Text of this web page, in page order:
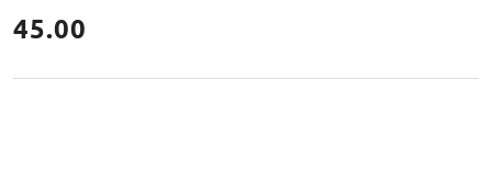
cena:
45.00